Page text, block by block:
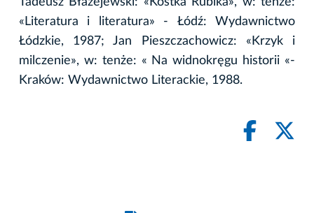
«Literatura i literatura» - Łódź: Wydawnictwo
Łódzkie, 1987; Jan Pieszczachowicz: «Krzyk i
milczenie», w: tenże: « Na widnokręgu historii «-
Kraków: Wydawnictwo Literackie, 1988.